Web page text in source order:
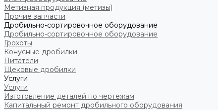
Метизная продукция (метизы)
Прочие запчасти
Дробильно-сортировочное оборудование
Дробильно-сортировочное оборудование
Грохоты
Конусные дробилки
Питатели
Щековые дробилки
Услуги
Услуги
Изготовление деталей по чертежам
Капитальный ремонт дробильного оборудования